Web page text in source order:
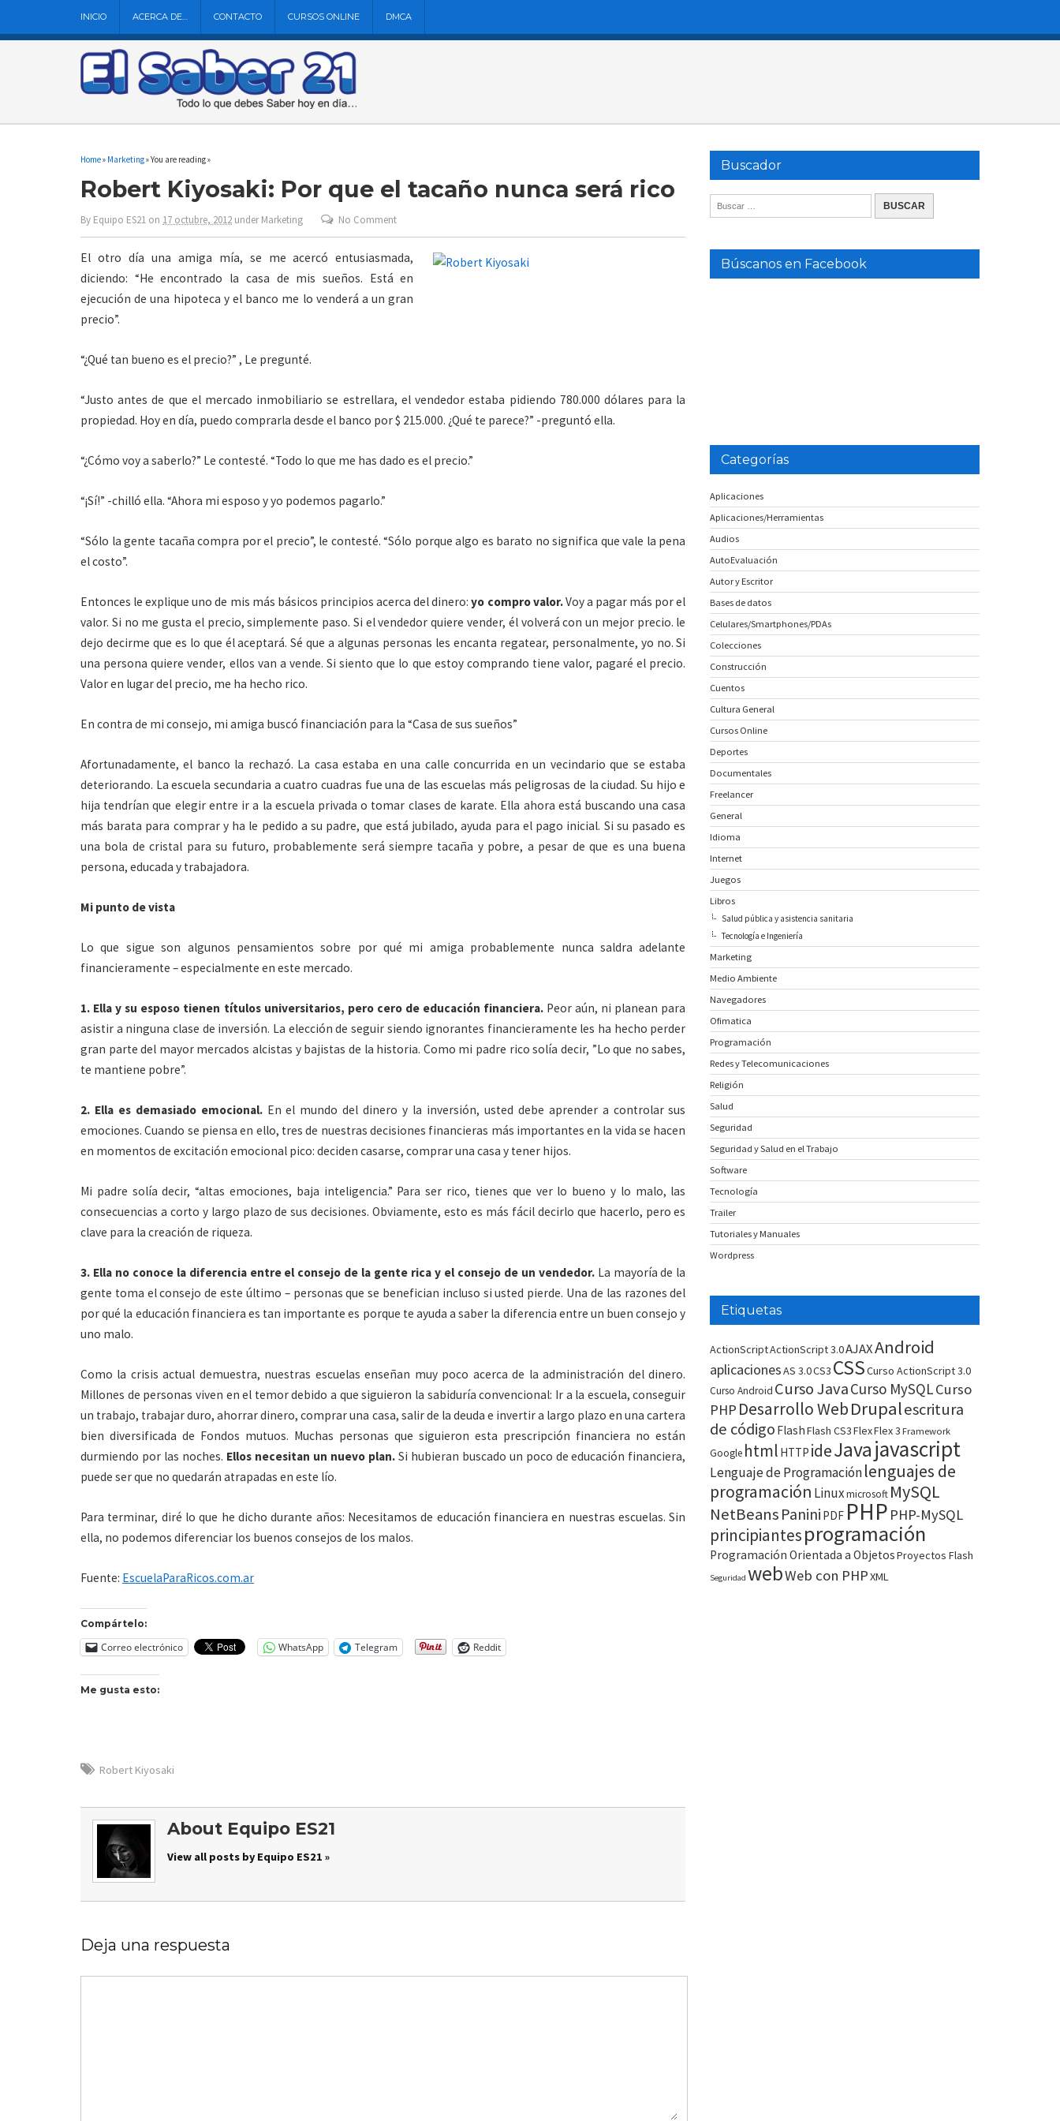
INICIO ACERCA DE… CONTACTO CURSOS ONLINE DMCA
Home» Marketing» You are reading »
Robert Kiyosaki: Por que el tacaño nunca será rico
By Equipo ES21 on 17 octubre, 2012 underMarketing No Comment
El otro día una amiga mía, se me acercó entusiasmada,
diciendo: “He encontrado la casa de mis sueños. Está en
ejecución de una hipoteca y el banco me lo venderá a un gran
precio”.
“¿Qué tan bueno es el precio?” , Le pregunté.
“Justo antes de que el mercado inmobiliario se estrellara, el vendedor estaba pidiendo 780.000 dólares para la
propiedad. Hoy en día, puedo comprarla desde el banco por $ 215.000. ¿Qué te parece?” -preguntó ella.
“¿Cómo voy a saberlo?” Le contesté. “Todo lo que me has dado es el precio.”
“¡Sí!” -chilló ella. “Ahora mi esposo y yo podemos pagarlo.”
“Sólo la gente tacaña compra por el precio”, le contesté. “Sólo porque algo es barato no significa que vale la pena
el costo”.
Entonces le explique uno de mis más básicos principios acerca del dinero:yo compro valor.Voy a pagar más por el
valor. Si no me gusta el precio, simplemente paso. Si el vendedor quiere vender, él volverá con un mejor precio. le
dejo decirme que es lo que él aceptará. Sé que a algunas personas les encanta regatear, personalmente, yo no. Si
una persona quiere vender, ellos van a vende. Si siento que lo que estoy comprando tiene valor, pagaré el precio.
Valor en lugar del precio, me ha hecho rico.
En contra de mi consejo, mi amiga buscó financiación para la “Casa de sus sueños”
Afortunadamente, el banco la rechazó. La casa estaba en una calle concurrida en un vecindario que se estaba
deteriorando. La escuela secundaria a cuatro cuadras fue una de las escuelas más peligrosas de la ciudad. Su hijo e
hija tendrían que elegir entre ir a la escuela privada o tomar clases de karate. Ella ahora está buscando una casa
más barata para comprar y ha le pedido a su padre, que está jubilado, ayuda para el pago inicial. Si su pasado es
una bola de cristal para su futuro, probablemente será siempre tacaña y pobre, a pesar de que es una buena
persona, educada y trabajadora.
Mi punto de vista
Lo que sigue son algunos pensamientos sobre por qué mi amiga probablemente nunca saldra adelante
financieramente – especialmente en este mercado.
1. Ella y su esposo tienen títulos universitarios, pero cero de educación financiera. Peor aún, ni planean para
asistir a ninguna clase de inversión. La elección de seguir siendo ignorantes financieramente les ha hecho perder
gran parte del mayor mercados alcistas y bajistas de la historia. Como mi padre rico solía decir, ”Lo que no sabes,
te mantiene pobre”.
2. Ella es demasiado emocional.En el mundo del dinero y la inversión, usted debe aprender a controlar sus
emociones. Cuando se piensa en ello, tres de nuestras decisiones financieras más importantes en la vida se hacen
en momentos de excitación emocional pico: deciden casarse, comprar una casa y tener hijos.
Mi padre solía decir, “altas emociones, baja inteligencia.” Para ser rico, tienes que ver lo bueno y lo malo, las
consecuencias a corto y largo plazo de sus decisiones. Obviamente, esto es más fácil decirlo que hacerlo, pero es
clave para la creación de riqueza.
3. Ella no conoce la diferencia entre el consejo de la gente rica y el consejo de un vendedor. La mayoría de la
gente toma el consejo de este último – personas que se benefician incluso si usted pierde. Una de las razones del
por qué la educación financiera es tan importante es porque te ayuda a saber la diferencia entre un buen consejo y
uno malo.
Como la crisis actual demuestra, nuestras escuelas enseñan muy poco acerca de la administración del dinero.
Millones de personas viven en el temor debido a que siguieron la sabiduría convencional: Ir a la escuela, conseguir
un trabajo, trabajar duro, ahorrar dinero, comprar una casa, salir de la deuda e invertir a largo plazo en una cartera
bien diversificada de Fondos mutuos. Muchas personas que siguieron esta prescripción financiera no están
durmiendo por las noches. Ellos necesitan un nuevo plan.Si hubieran buscado un poco de educación financiera,
puede ser que no quedarán atrapadas en este lío.
Para terminar, diré lo que he dicho durante años: Necesitamos de educación financiera en nuestras escuelas. Sin
ella, no podemos diferenciar los buenos consejos de los malos.
Fuente: EscuelaParaRicos.com.ar
Compártelo:
Correo electrónico WhatsApp Telegram Reddit
Me gusta esto:
Robert Kiyosaki
About Equipo ES21
View all posts by Equipo ES21 »
Deja una respuesta
Buscador
Búscanos en Facebook
Categorías
Aplicaciones
Aplicaciones/Herramientas
Audios
AutoEvaluación
Autor y Escritor
Bases de datos
Celulares/Smartphones/PDAs
Colecciones
Construcción
Cuentos
Cultura General
Cursos Online
Deportes
Documentales
Freelancer
General
Idioma
Internet
Juegos
Libros
Salud pública y asistencia sanitaria
Tecnología e Ingeniería
Marketing
Medio Ambiente
Navegadores
Ofimatica
Programación
Redes y Telecomunicaciones
Religión
Salud
Seguridad
Seguridad y Salud en el Trabajo
Software
Tecnología
Trailer
Tutoriales y Manuales
Wordpress
Etiquetas
ActionScriptActionScript 3.0AJAXAndroid
aplicacionesAS 3.0CS3 CSSCurso ActionScript 3.0
Curso Android Curso JavaCurso MySQLCurso
PHP Desarrollo WebDrupalescritura
de código FlashFlash CS3FlexFlex 3 Framework
Google html HTTP ideJavajavascript
Lenguaje de Programaciónlenguajes de
programación Linuxmicrosoft MySQL
NetBeans Panini PDF PHP PHP-MySQL
principiantesprogramación
Programación Orientada a ObjetosProyectos Flash
Seguridad webWeb con PHPXML